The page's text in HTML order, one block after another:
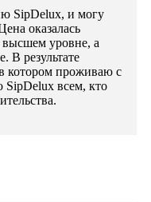
SipDelux, и могу
оказалась
высшем уровне, а
В результате
котором проживаю с
всем, кто